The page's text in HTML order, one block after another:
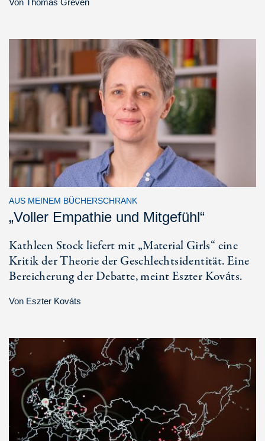
AUS MEINEM BÜCHERSCHRANK
„Voller Empathie und Mitgefühl“
Kathleen Stock liefert mit „Material Girls“ eine
Kritik der Theorie der Geschlechtsidentität. Eine
Bereicherung der Debatte, meint Eszter Kováts.
Von Eszter Kováts